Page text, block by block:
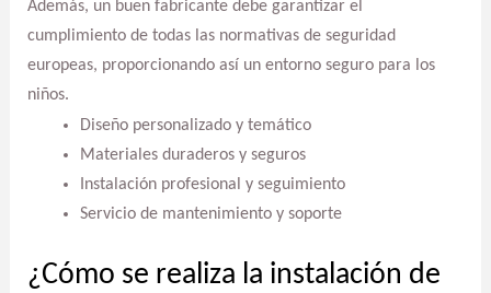
Además, un buen fabricante debe garantizar el
cumplimiento de todas las normativas de seguridad
europeas, proporcionando así un entorno seguro para los
niños.
Diseño personalizado y temático
Materiales duraderos y seguros
Instalación profesional y seguimiento
Servicio de mantenimiento y soporte
¿Cómo se realiza la instalación de